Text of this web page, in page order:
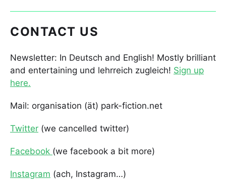
CONTACT US
Newsletter: In Deutsch and English! Mostly brilliant
and entertaining und lehrreich zugleich! Sign up
here.
Mail: organisation (ät) park-fiction.net
Twitter (we cancelled twitter)
Facebook (we facebook a bit more)
Instagram (ach, Instagram…)